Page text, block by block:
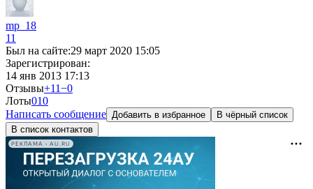
mp_18
11
Был на сайте:29 март 2020 15:05
Зарегистрирован:
14 янв 2013 17:13
Отзывы+11−0
Лоты010
Написать сообщение Добавить в избранное
В чёрный список
В список контактов
РЕКЛАМА • AU.RU